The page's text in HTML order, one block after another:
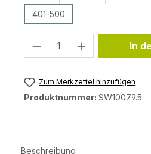
401-500
Produkt Anzahl:In
Zum Merkzettel hinzufügen
Produktnummer: SW10079.5
Beschreibung